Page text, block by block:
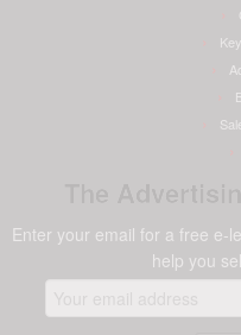
Enter your email for a free e-
help you